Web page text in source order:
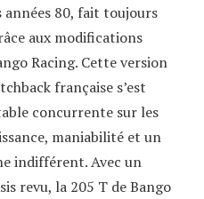
années 80, fait toujours
aux modifications
Racing. Cette version
française s’est
concurrente sur les
maniabilité et un
indifférent. Avec un
revu, la 205 T de Bango